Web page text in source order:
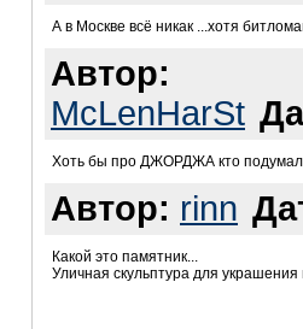
А в Москве всё никак ...хотя
Автор:
McLenHarSt
Хоть бы про ДЖОРДЖА кто
Автор: rinn
Какой это памятник...
Уличная скульптура для украшения